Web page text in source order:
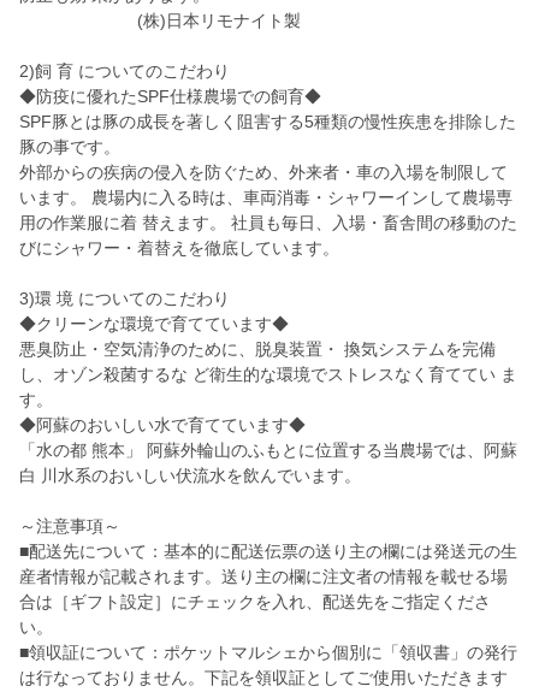
(株)日本リモナイト製
2)飼 育 についてのこだわり
◆防疫に優れたSPF仕様農場での飼育◆
SPF豚とは豚の成長を著しく阻害する5種類の慢性疾患を排除した
豚の事です。
外部からの疾病の侵入を防ぐため、外来者・車の入場を制限して
います。 農場内に入る時は、車両消毒・シャワーインして農場専
用の作業服に着 替えます。 社員も毎日、入場・畜舎間の移動のた
びにシャワー・着替えを徹底しています。
3)環 境 についてのこだわり
◆クリーンな環境で育てています◆
悪臭防止・空気清浄のために、脱臭装置・ 換気システムを完備
し、オゾン殺菌するな ど衛生的な環境でストレスなく育ててい ま
す。
◆阿蘇のおいしい水で育てています◆
「水の都 熊本」 阿蘇外輪山のふもとに位置する当農場では、阿蘇
白 川水系のおいしい伏流水を飲んでいます。
～注意事項～
■配送先について：基本的に配送伝票の送り主の欄には発送元の生
産者情報が記載されます。送り主の欄に注文者の情報を載せる場
合は［ギフト設定］にチェックを入れ、配送先をご指定くださ
い。
■領収証について：ポケットマルシェから個別に「領収書」の発行
は行なっておりません。下記を領収証としてご使用いただきます